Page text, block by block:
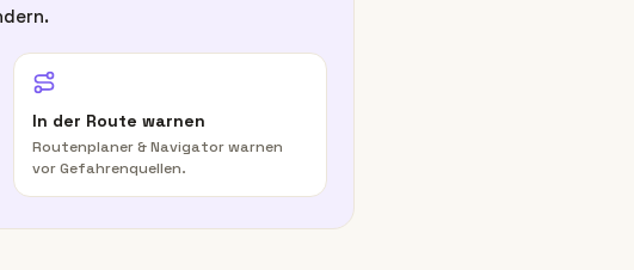
In der Route warnen
Routenplaner & Navigator warnen
vor Gefahrenquellen.